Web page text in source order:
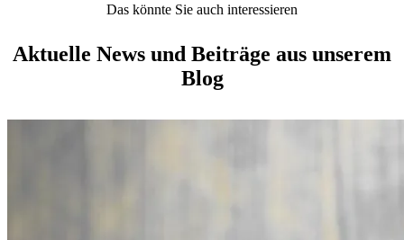
Das könnte Sie auch interessieren
Aktuelle News und Beiträge aus unserem
Blog